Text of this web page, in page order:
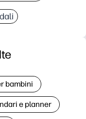
bambini
e planner